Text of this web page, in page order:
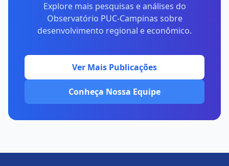
Explore mais pesquisas e análises do
Observatório PUC-Campinas sobre
desenvolvimento regional e econômico.
Ver Mais Publicações
Conheça Nossa Equipe